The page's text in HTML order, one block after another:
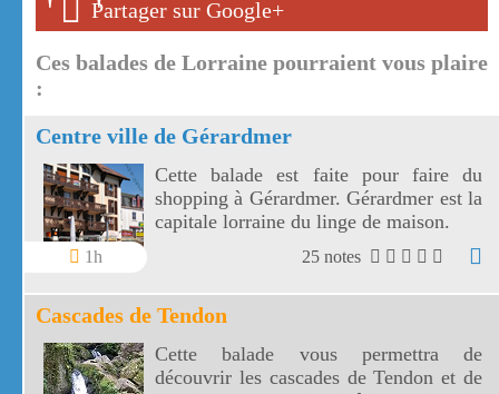
' '
Partager sur Google+
Ces balades de Lorraine pourraient vous plaire
:
Centre ville de Gérardmer
1h
Cette balade est faite pour faire du
shopping à Gérardmer. Gérardmer est la
capitale lorraine du linge de maison.
25 notes
Cascades de Tendon
Cette balade vous permettra de
découvrir les cascades de Tendon et de